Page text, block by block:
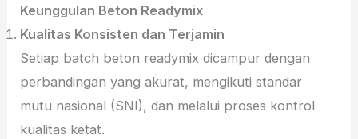
Keunggulan Beton Readymix
Kualitas Konsisten dan Terjamin
Setiap batch beton readymix dicampur dengan
perbandingan yang akurat, mengikuti standar
mutu nasional (SNI), dan melalui proses kontrol
kualitas ketat.